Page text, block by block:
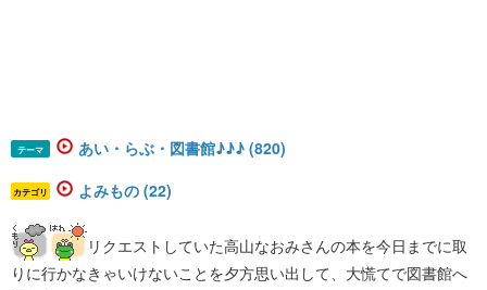
テーマ あい・らぶ・図書館♪♪♪ (820)
カテゴリ よみもの (22)
リクエストしていた高山なおみさんの本を今日までに取
りに行かなきゃいけないことを夕方思い出して、大慌てで図書館へ